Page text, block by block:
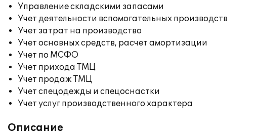
Управление складскими запасами
Учет деятельности вспомогательных производств
Учет затрат на производство
Учет основных средств, расчет амортизации
Учет по МСФО
Учет прихода ТМЦ
Учет продаж ТМЦ
Учет спецодежды и спецоснастки
Учет услуг производственного характера
Описание